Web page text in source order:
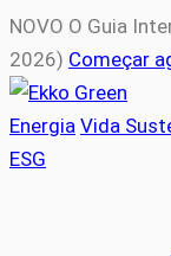
NOVO O Guia
2026) Começar
Energia Vida
ESG